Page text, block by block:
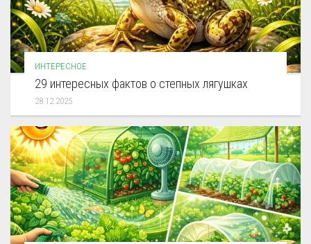
ИНТЕРЕСНОЕ
29 интересных фактов о степных лягушках
28.12.2025